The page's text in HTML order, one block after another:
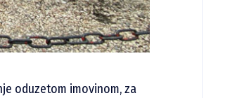
oduzetom imovinom, za